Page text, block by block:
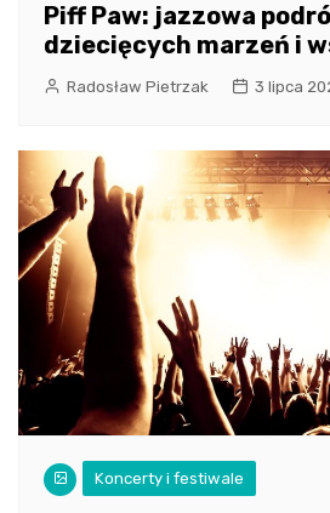
Piff Paw: jazzowa
dziecięcych marzeń i
Radosław Pietrzak 3 lipca
Koncerty i festiwale